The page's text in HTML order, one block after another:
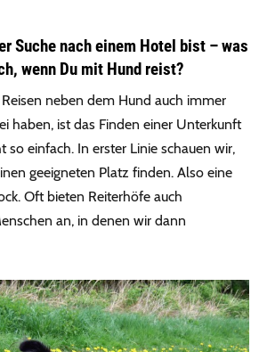
Suche nach einem Hotel bist – was
wenn Du mit Hund reist?
neben dem Hund auch immer
haben, ist das Finden einer Unterkunft
so einfach. In erster Linie schauen wir,
geeigneten Platz finden. Also eine
Oft bieten Reiterhöfe auch
an, in denen wir dann